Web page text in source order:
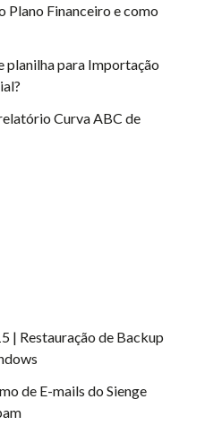
Plano Financeiro e como
planilha para Importação
Curva ABC de
| Restauração de Backup
de E-mails do Sienge